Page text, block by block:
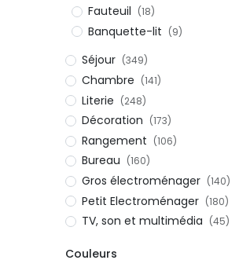
Fauteuil (18)
Banquette-lit (9)
Séjour (349)
Chambre (141)
Literie (248)
Décoration (173)
Rangement (106)
Bureau (160)
Gros électroménager (140)
Petit Electroménager (180)
TV, son et multimédia (45)
Couleurs